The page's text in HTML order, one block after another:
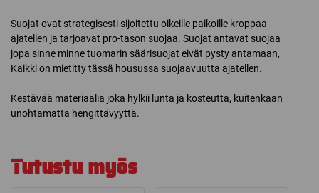
Suojat ovat strategisesti sijoitettu oikeille paikoille kroppaa
ajatellen ja tarjoavat pro-tason suojaa. Suojat antavat suojaa
jopa sinne minne tuomarin säärisuojat eivät pysty antamaan,
Kaikki on mietitty tässä housussa suojaavuutta ajatellen.
Kestävää materiaalia joka hylkii lunta ja kosteutta, kuitenkaan
unohtamatta hengittävyyttä.
Tutustu myös